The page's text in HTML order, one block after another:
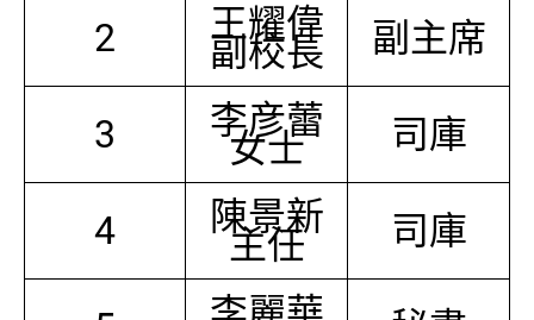
2 王耀偉
副校長 副主席
3 李彦蕾
女士 司庫
4 陳景新
主任 司庫